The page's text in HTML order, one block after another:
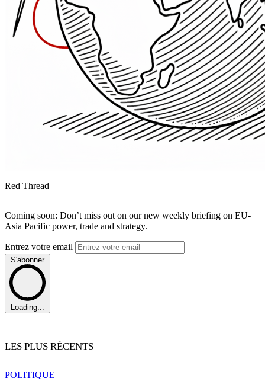
Red Thread
Coming soon: Don’t miss out on our new weekly briefing on EU-
Asia Pacific power, trade and strategy.
Entrez votre email
S'abonner
Loading...
LES PLUS RÉCENTS
POLITIQUE